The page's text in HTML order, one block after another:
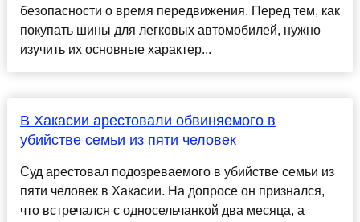
безопасности о время передвижения. Перед тем, как
покупать шины для легковых автомобилей, нужно
изучить их основные характер...
В Хакасии арестовали обвиняемого в
убийстве семьи из пяти человек
Суд арестовал подозреваемого в убийстве семьи из
пяти человек в Хакасии. На допросе он признался,
что встречался с односельчанкой два месяца, а